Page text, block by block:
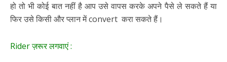
हो तो भी कोई बात नहीं है आप उसे वापस करके अपने पैसे ले सकते हैं या
फिर उसे किसी और प्लान में convert करा सकते हैं।
Rider ज़रूर लगवाएं :